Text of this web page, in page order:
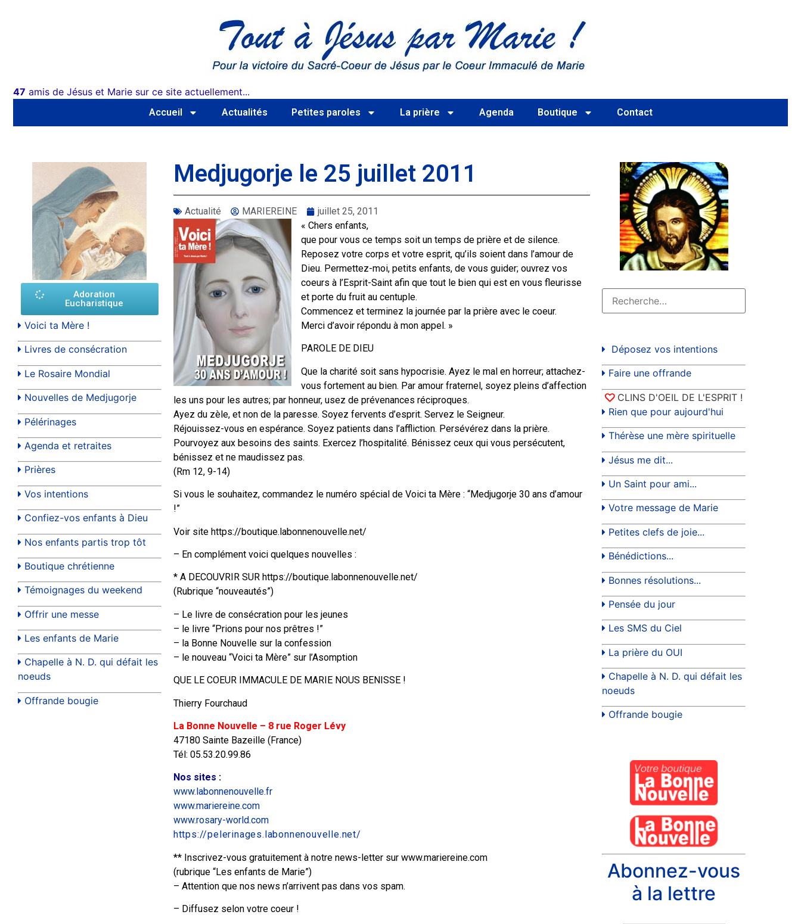
47 amis de Jésus et Marie sur ce site actuellement...
Accueil Actualités Petites paroles La prière Agenda Boutique Contact
Adoration
Eucharistique
Voici ta Mère !
Livres de consécration
Le Rosaire Mondial
Nouvelles de Medjugorje
Pélérinages
Agenda et retraites
Prières
Vos intentions
Confiez-vos enfants à Dieu
Nos enfants partis trop tôt
Boutique chrétienne
Témoignages du weekend
Offrir une messe
Les enfants de Marie
Chapelle à N. D. qui défait les
noeuds
Offrande bougie
Medjugorje le 25 juillet 2011
Actualité MARIEREINE
juillet 25, 2011
« Chers enfants,
que pour vous ce temps soit un temps de prière et de silence.
Reposez votre corps et votre esprit, qu’ils soient dans l’amour de
Dieu. Permettez-moi, petits enfants, de vous guider; ouvrez vos
coeurs à l’Esprit-Saint afin que tout le bien qui est en vous fleurisse
et porte du fruit au centuple.
Commencez et terminez la journée par la prière avec le coeur.
Merci d’avoir répondu à mon appel. »
PAROLE DE DIEU
Que la charité soit sans hypocrisie. Ayez le mal en horreur; attachez-
vous fortement au bien. Par amour fraternel, soyez pleins d’affection
les uns pour les autres; par honneur, usez de prévenances réciproques.
Ayez du zèle, et non de la paresse. Soyez fervents d’esprit. Servez le Seigneur.
Réjouissez-vous en espérance. Soyez patients dans l’affliction. Persévérez dans la prière.
Pourvoyez aux besoins des saints. Exercez l’hospitalité. Bénissez ceux qui vous persécutent,
bénissez et ne maudissez pas.
(Rm 12, 9-14)
Si vous le souhaitez, commandez le numéro spécial de Voici ta Mère : “Medjugorje 30 ans d’amour
!”
Voir site https://boutique.labonnenouvelle.net/
– En complément voici quelques nouvelles :
* A DECOUVRIR SUR https://boutique.labonnenouvelle.net/
(Rubrique “nouveautés”)
– Le livre de consécration pour les jeunes
– le livre “Prions pour nos prêtres !”
– la Bonne Nouvelle sur la confession
– le nouveau “Voici ta Mère” sur l’Asomption
QUE LE COEUR IMMACULE DE MARIE NOUS BENISSE !
Thierry Fourchaud
La Bonne Nouvelle – 8 rue Roger Lévy
47180 Sainte Bazeille (France)
Tél: 05.53.20.99.86
Nos sites :
www.labonnenouvelle.fr
www.mariereine.com
www.rosary-world.com
https://pelerinages.labonnenouvelle.net/
** Inscrivez-vous gratuitement à notre news-letter sur www.mariereine.com
(rubrique “Les enfants de Marie”)
– Attention que nos news n’arrivent pas dans vos spam.
– Diffusez selon votre coeur !
Déposez vos intentions
Faire une offrande
CLINS D'OEIL DE L'ESPRIT !
Rien que pour aujourd'hui
Thérèse une mère spirituelle
Jésus me dit...
Un Saint pour ami...
Votre message de Marie
Petites clefs de joie...
Bénédictions...
Bonnes résolutions...
Pensée du jour
Les SMS du Ciel
La prière du OUI
Chapelle à N. D. qui défait les
noeuds
Offrande bougie
Abonnez-vous
à la lettre